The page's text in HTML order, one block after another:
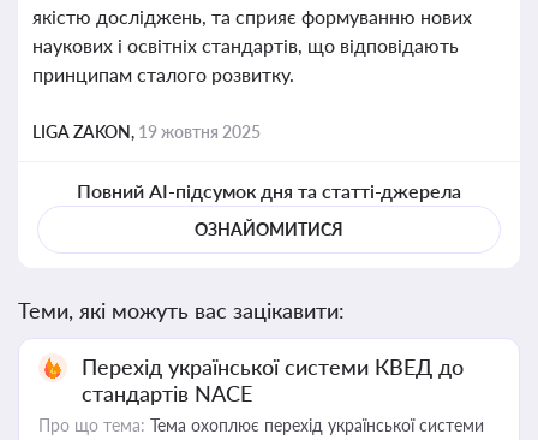
якістю досліджень, та сприяє формуванню нових
наукових і освітніх стандартів, що відповідають
принципам сталого розвитку.
LIGA ZAKON, 19 жовтня 2025
Повний AI-підсумок дня та статті-джерела
ОЗНАЙОМИТИСЯ
Теми, які можуть вас зацікавити:
Перехід української системи КВЕД до
стандартів NACE
Про що тема: Тема охоплює перехід української системи